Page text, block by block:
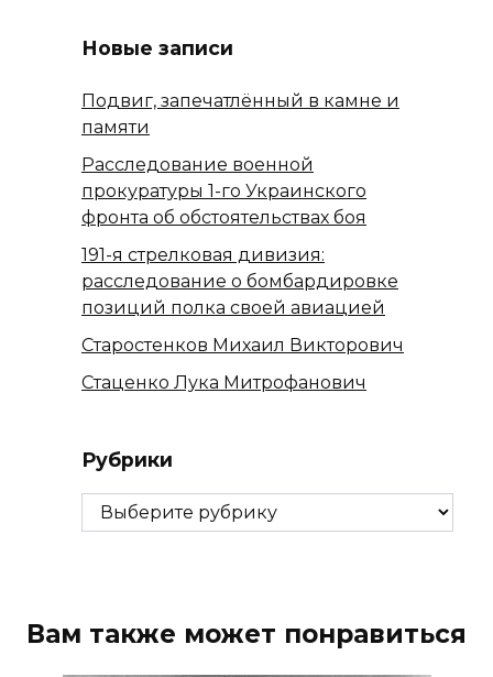
Новые записи
Подвиг, запечатлённый в камне и
памяти
Расследование военной
прокуратуры 1-го Украинского
фронта об обстоятельствах боя
191-я стрелковая дивизия:
расследование о бомбардировке
позиций полка своей авиацией
Старостенков Михаил Викторович
Стаценко Лука Митрофанович
Рубрики
Рубрики
Вам также может понравиться